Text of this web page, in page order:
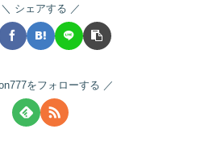
シェアする
をフォローする